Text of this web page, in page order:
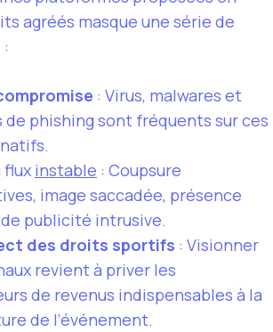
agréés masque une série de
:
: Virus, malwares et
phishing sont fréquents sur ces
flux instable : Coupsure
image saccadée, présence
publicité intrusive.
des droits sportifs : Visionner
revient à priver les
de revenus indispensables à la
de l’événement.